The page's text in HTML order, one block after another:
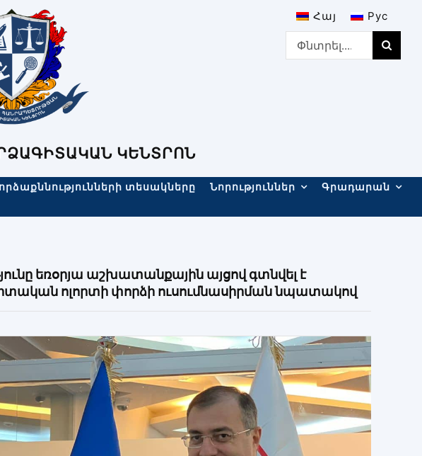
Հայ
Рус
Search
for:
ԿԵՆՏՐՈՆ
տեսակները Նորություններ
Գրադարան
եռօրյա աշխատանքային այցով գտնվել է
ոլորտի փորձի ուսումնասիրման նպատակով